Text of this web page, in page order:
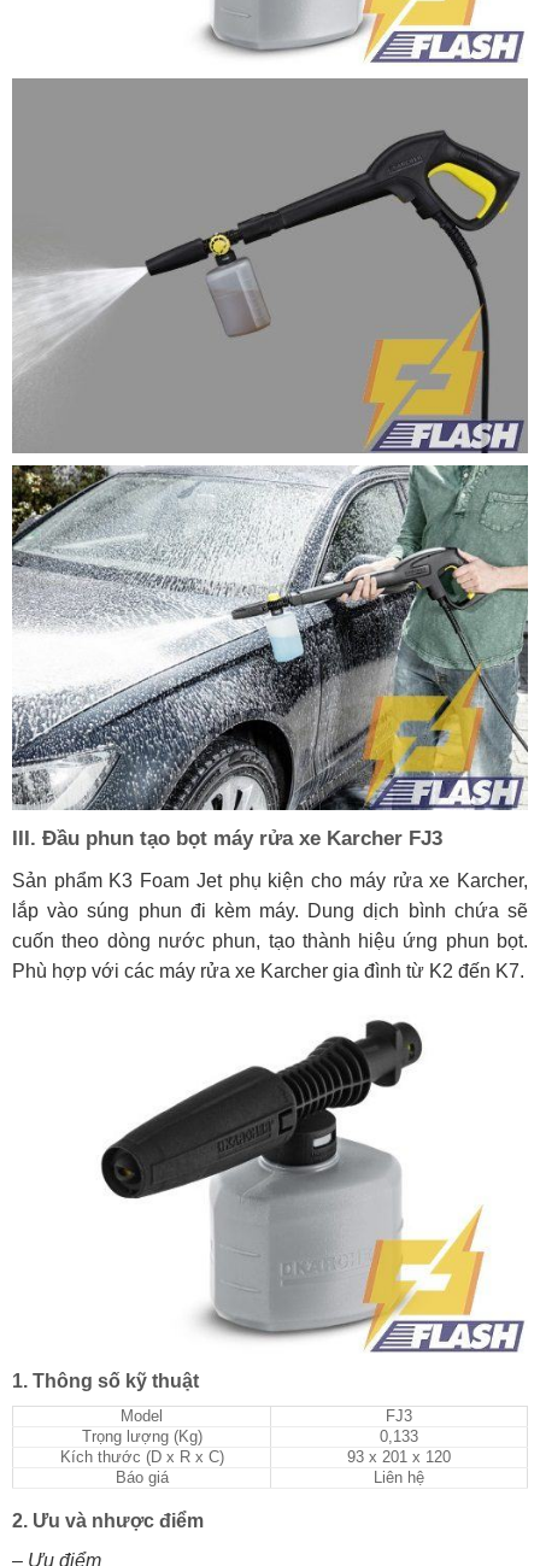
III. Đầu phun tạo bọt máy rửa xe Karcher FJ3
Sản phẩm K3 Foam Jet phụ kiện cho máy rửa xe Karcher,
lắp vào súng phun đi kèm máy. Dung dịch bình chứa sẽ
cuốn theo dòng nước phun, tạo thành hiệu ứng phun bọt.
Phù hợp với các máy rửa xe Karcher gia đình từ K2 đến K7.
1. Thông số kỹ thuật
Model
FJ3
Trọng lượng (Kg)
0,133
Kích thước (D x R x C)
93 x 201 x 120
Báo giá
Liên hệ
2. Ưu và nhược điểm
– Ưu điểm